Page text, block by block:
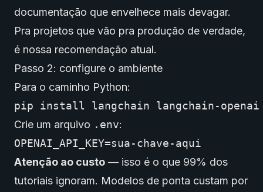
documentação que envelhece mais devagar.
Pra projetos que vão pra produção de verdade,
é nossa recomendação atual.
Passo 2: configure o ambiente
Para o caminho Python:
pip
install langchain
langchain-openai
Crie um arquivo .env:
Atenção ao custo — isso é o que 99% dos
tutoriais ignoram. Modelos de ponta custam por